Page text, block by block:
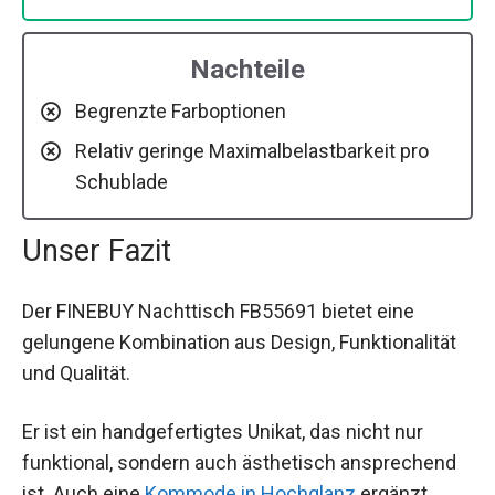
Nachteile
Begrenzte Farboptionen
Relativ geringe Maximalbelastbarkeit pro
Schublade
Unser Fazit
Der FINEBUY Nachttisch FB55691 bietet eine
gelungene Kombination aus Design, Funktionalität
und Qualität.
Er ist ein handgefertigtes Unikat, das nicht nur
funktional, sondern auch ästhetisch ansprechend